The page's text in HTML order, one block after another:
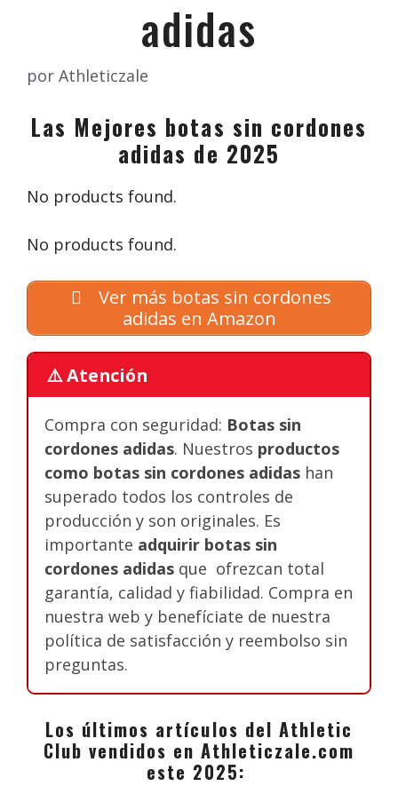
adidas
por Athleticzale
Las Mejores botas sin cordones
adidas de 2025
No products found.
No products found.
Ver más botas sin cordones
adidas en Amazon
⚠️ Atención
Compra con seguridad: Botas sin
cordones adidas. Nuestros productos
como botas sin cordones adidas han
superado todos los controles de
producción y son originales. Es
importante adquirir botas sin
cordones adidas que ofrezcan total
garantía, calidad y fiabilidad. Compra en
nuestra web y benefíciate de nuestra
política de satisfacción y reembolso sin
preguntas.
Los últimos artículos del Athletic
Club vendidos en Athleticzale.com
este 2025: